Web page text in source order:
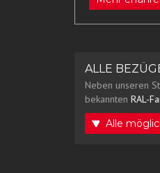
ALLE
Neben unseren
bekannten RAL-
Alle